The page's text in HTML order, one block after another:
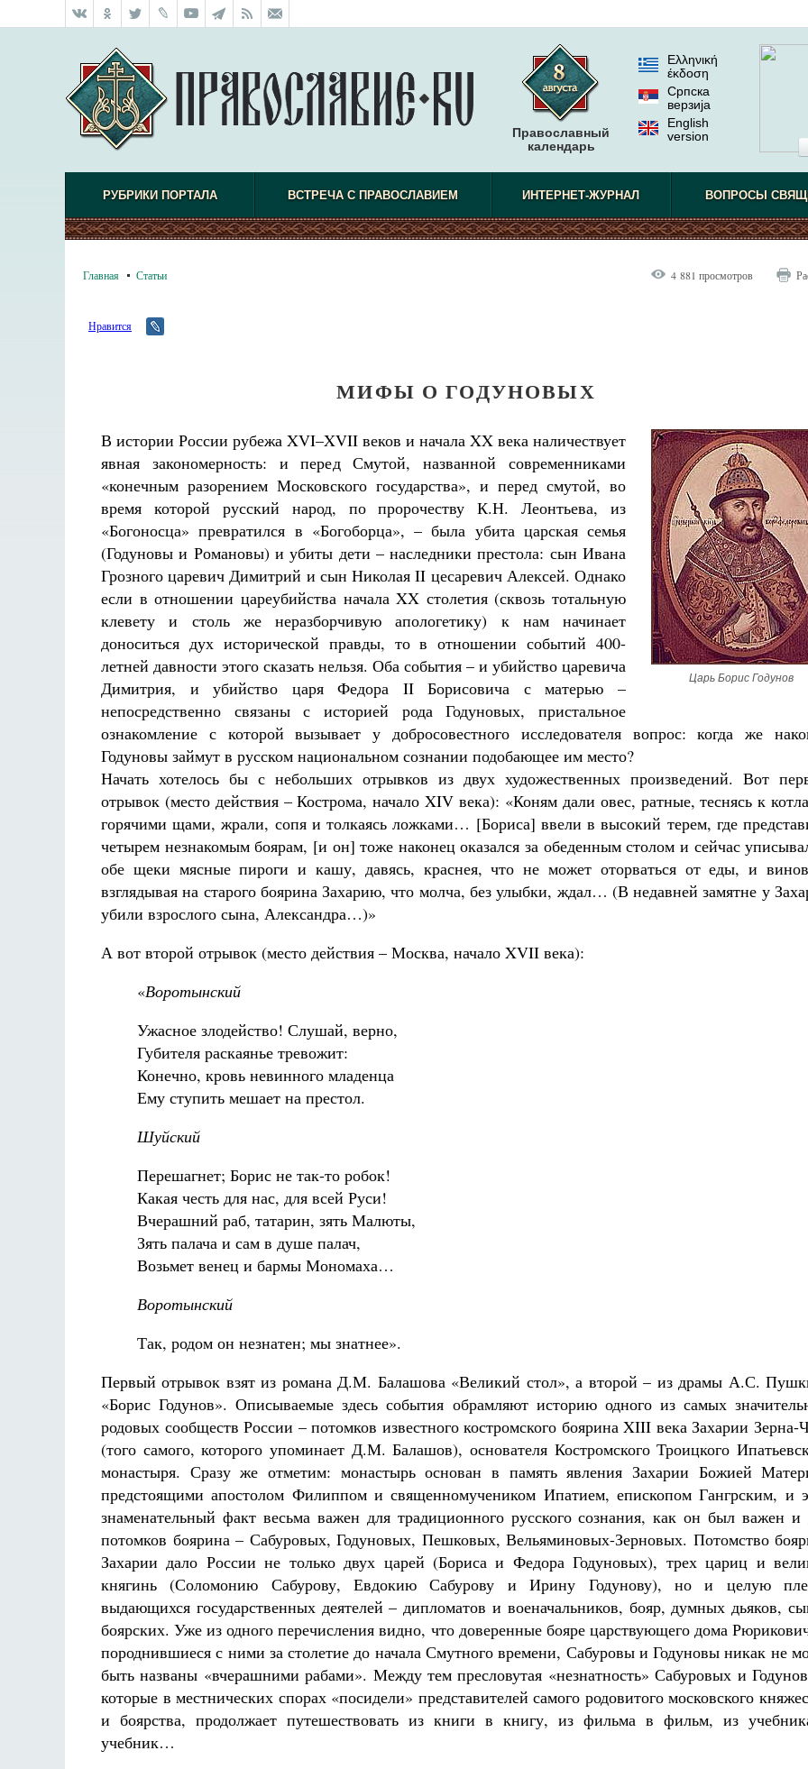
Православный
календарь
Ελληνική
έκδοση
Српска
верзиjа
English
version
РУБРИКИ ПОРТАЛА ВСТРЕЧА С ПРАВОСЛАВИЕМ ИНТЕРНЕТ-ЖУРНАЛ ВОПРОСЫ
Главная Статьи 4 881 просмотров
Нравится
МИФЫ О ГОДУНОВЫХ
Царь Борис Годунов
В истории России рубежа XVI–XVII веков и начала XX века наличествует
явная закономерность: и перед Смутой, названной современниками
«конечным разорением Московского государства», и перед смутой, во
время которой русский народ, по пророчеству К.Н. Леонтьева, из
«Богоносца» превратился в «Богоборца», – была убита царская семья
(Годуновы и Романовы) и убиты дети – наследники престола: сын Ивана
Грозного царевич Димитрий и сын Николая II цесаревич Алексей. Однако
если в отношении цареубийства начала XX столетия (сквозь тотальную
клевету и столь же неразборчивую апологетику) к нам начинает
доноситься дух исторической правды, то в отношении событий 400-
летней давности этого сказать нельзя. Оба события – и убийство царевича
Димитрия, и убийство царя Федора II Борисовича с матерью –
непосредственно связаны с историей рода Годуновых, пристальное
ознакомление с которой вызывает у добросовестного исследователя вопрос: когда же
Годуновы займут в русском национальном сознании подобающее им место?
Начать хотелось бы с небольших отрывков из двух художественных произведений. Вот
отрывок (место действия – Кострома, начало XIV века): «Коням дали овес, ратные, теснясь к
горячими щами, жрали, сопя и толкаясь ложками… [Бориса] ввели в высокий терем, где
четырем незнакомым боярам, [и он] тоже наконец оказался за обеденным столом и сейчас
обе щеки мясные пироги и кашу, давясь, краснея, что не может оторваться от еды, и
взглядывая на старого боярина Захарию, что молча, без улыбки, ждал… (В недавней замятне у
убили взрослого сына, Александра…)»
А вот второй отрывок (место действия – Москва, начало XVII века):
«Воротынский
Ужасное злодейство! Слушай, верно,
Губителя раскаянье тревожит:
Конечно, кровь невинного младенца
Ему ступить мешает на престол.
Шуйский
Перешагнет; Борис не так-то робок!
Какая честь для нас, для всей Руси!
Вчерашний раб, татарин, зять Малюты,
Зять палача и сам в душе палач,
Возьмет венец и бармы Мономаха…
Воротынский
Так, родом он незнатен; мы знатнее».
Первый отрывок взят из романа Д.М. Балашова «Великий стол», а второй – из драмы А.С.
«Борис Годунов». Описываемые здесь события обрамляют историю одного из самых
родовых сообществ России – потомков известного костромского боярина XIII века Захарии Зерна-
(того самого, которого упоминает Д.М. Балашов), основателя Костромского Троицкого
монастыря. Сразу же отметим: монастырь основан в память явления Захарии Божией
предстоящими апостолом Филиппом и священномучеником Ипатием, епископом Гангрским, и
знаменательный факт весьма важен для традиционного русского сознания, как он был важен и
потомков боярина – Сабуровых, Годуновых, Пешковых, Вельяминовых-Зерновых. Потомство
Захарии дало России не только двух царей (Бориса и Федора Годуновых), трех цариц и
княгинь (Соломонию Сабурову, Евдокию Сабурову и Ирину Годунову), но и целую
выдающихся государственных деятелей – дипломатов и военачальников, бояр, думных дьяков,
боярских. Уже из одного перечисления видно, что доверенные бояре царствующего дома
породнившиеся с ними за столетие до начала Смутного времени, Сабуровы и Годуновы никак не
быть названы «вчерашними рабами». Между тем пресловутая «незнатность» Сабуровых и
которые в местнических спорах «посидели» представителей самого родовитого московского
и боярства, продолжает путешествовать из книги в книгу, из фильма в фильм, из
учебник…
Как найти своё место в жизни
Кирилл Мурышев
Великомученик Георгий Победоносец. Научись у
Чего ждет от нас Бог. 10 заповедей